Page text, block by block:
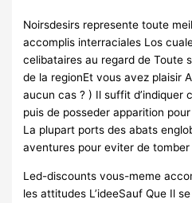
Noirsdesirs represente toute
accomplis interraciales Los
celibataires au regard de Toute
de la regionEt vous avez plaisir
aucun cas ? ) Il suffit d’indiquer
puis de posseder apparition
La plupart ports des abats
aventures pour eviter de
Led-discounts vous-meme
les attitudes L’ideeSauf Que Il